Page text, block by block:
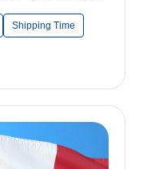
国的客户
Shipping Time